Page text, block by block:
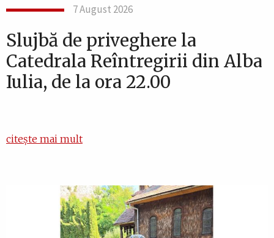
7 August 2026
Slujbă de priveghere la
Catedrala Reîntregirii din Alba
Iulia, de la ora 22.00
citește mai mult